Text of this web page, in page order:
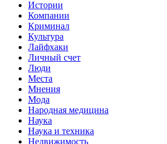
Истории
Компании
Криминал
Культура
Лайфхаки
Личный счет
Люди
Места
Мнения
Мода
Народная медицина
Наука
Наука и техника
Недвижимость